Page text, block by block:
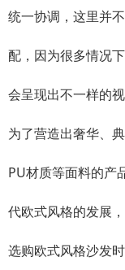
统一协调，这里并
配，因为很多情况
会呈现出不一样的
为了营造出奢华、
PU材质等面料的产
代欧式风格的发展
选购欧式风格沙发